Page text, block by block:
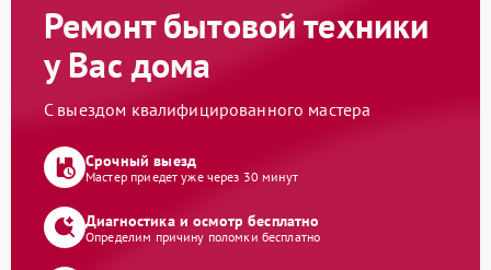
Ремонт бытовой техники
у Вас дома
С выездом квалифицированного мастера
Срочный выезд
Мастер приедет уже через 30 минут
Диагностика и осмотр бесплатно
Определим причину поломки бесплатно